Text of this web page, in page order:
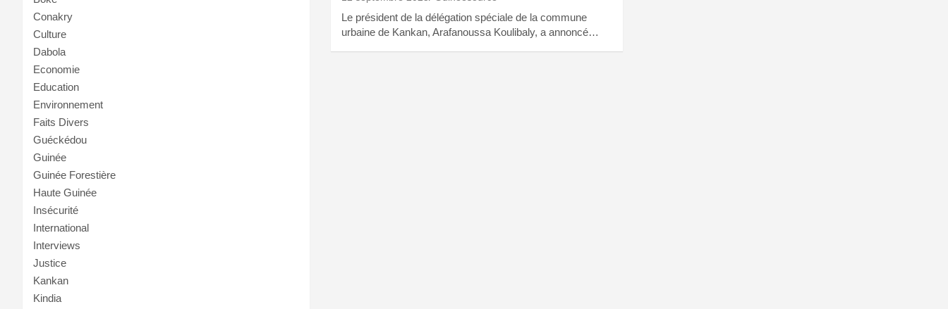
Le président de la délégation spéciale de la commune
urbaine de Kankan, Arafanoussa Koulibaly, a annoncé…
Conakry
Culture
Dabola
Economie
Education
Environnement
Faits Divers
Guéckédou
Guinée
Guinée Forestière
Haute Guinée
Insécurité
International
Interviews
Justice
Kankan
Kindia